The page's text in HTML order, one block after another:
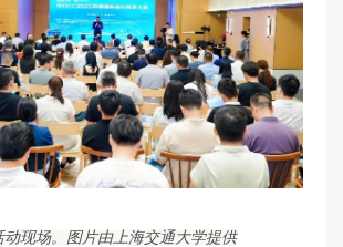
动现场。图片由上海交通大学提供